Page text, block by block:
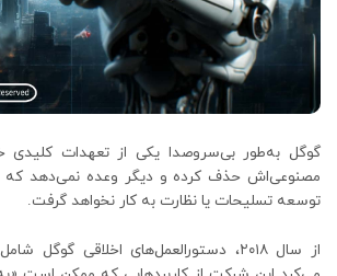
گوگل به‌طور بی‌سروصدا یکی از تعهدات کلیدی
مصنوعی‌اش حذف کرده و دیگر وعده نمی‌دهد که
توسعه تسلیحات یا نظارت به کار نخواهد گرفت.
از سال ۲۰۱۸، دستورالعمل‌های اخلاقی